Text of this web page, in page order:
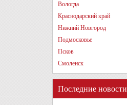
Вологда
Краснодарский край
Нижний Новгород
Подмосковье
Псков
Смоленск
Последние новости